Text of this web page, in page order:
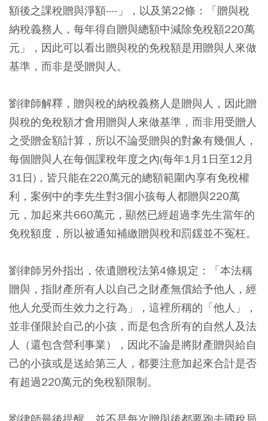
額後之課稅贈與淨額----」，以及第22條：「贈與稅
納稅義務人，每年得自贈與總額中減除免稅額220萬
元」，因此可以看出贈與稅的免稅額是用贈與人來做
基準，而非是受贈與人。
劉律師解釋，贈與稅的納稅義務人是贈與人，因此贈
與稅的免稅額才會用贈與人來做基準，而非用受贈人
之受贈金額計算，所以不論受贈與的對象有幾個人，
每個贈與人在每個課稅年度之內(每年1月1日至12月
31日)，皆只能在220萬元的總額範圍內享有免稅權
利，案例中的李先生對3個小孩每人都贈與220萬
元，加起來共660萬元，顯然已經超過李先生當年的
免稅額度，所以被通知補繳贈與稅和罰鍰並不冤枉。
劉律師另外指出，依遺贈稅法第4條規定：「本法稱
贈與，指財產所有人以自己之財產無償給予他人，經
他人允受而生效力之行為」，這裡所稱的「他人」，
並非僅限於自己的小孩，而是包含所有的自然人及法
人（還包含營利事業），因此不論是將財產贈與給自
己的小孩或是送給第三人，都要注意加起來合計是否
有超過220萬元的免稅額限制。